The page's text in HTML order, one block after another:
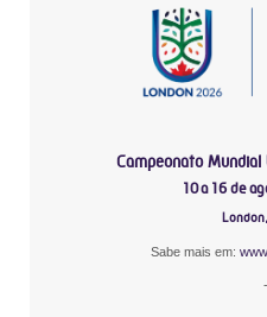
Campeonato Mundial
10 a 16 de
Sabe mais em:
-